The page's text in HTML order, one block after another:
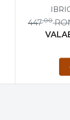
447,00